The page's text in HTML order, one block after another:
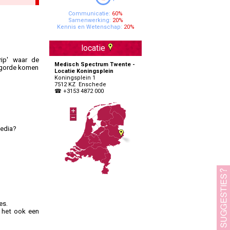
Specialisten Ouderengeneeskunde
Communicatie: 60%
Samenwerking: 20%
Kennis en Wetenschap: 20%
locatie
Medisch Spectrum Twente -
Locatie Koningsplein
Koningsplein 1
7512 KZ Enschede
☎ +3153 4872 000
waar de
komen
ook een